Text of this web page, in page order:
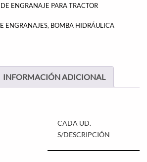
ENGRANAJE PARA TRACTOR
ENGRANAJES, BOMBA HIDRÁULICA
INFORMACIÓN ADICIONAL
CADA UD.
S/DESCRIPCIÓN